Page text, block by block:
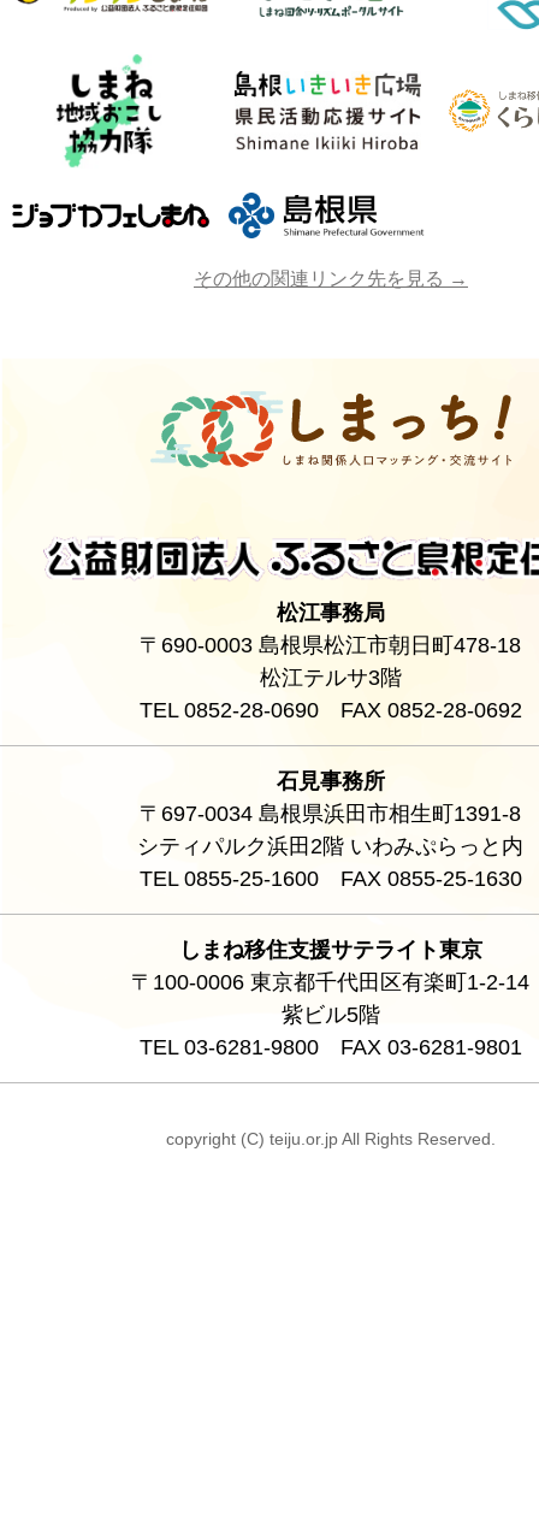
その他の関連リンク先を見る →
松江事務局
〒690-0003 島根県松江市朝日町478-18
松江テルサ3階
TEL 0852-28-0690 FAX 0852-28-0692
石見事務所
〒697-0034 島根県浜田市相生町1391-8
シティパルク浜田2階 いわみぷらっと内
TEL 0855-25-1600 FAX 0855-25-1630
しまね移住支援サテライト東京
〒100-0006 東京都千代田区有楽町1-2-14
紫ビル5階
TEL 03-6281-9800 FAX 03-6281-9801
copyright (C) teiju.or.jp All Rights Reserved.